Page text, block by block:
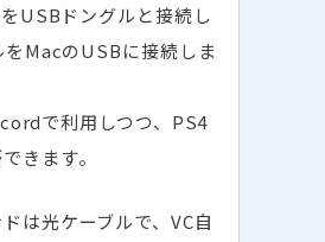
USBドングルと接続し
MacのUSBに接続しま
で利用しつつ、PS4
きます。
は光ケーブルで、VC自